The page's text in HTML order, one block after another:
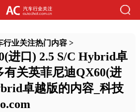
行业关注热门内容>
进口) 2.5 S/C Hybrid卓
有关英菲尼迪QX60(进
卓越版的内容_科技